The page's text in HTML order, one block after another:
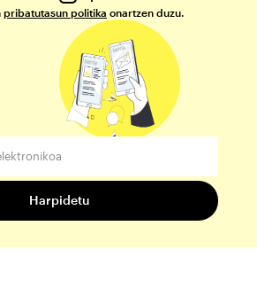
pribatutasun politika onartzen duzu.